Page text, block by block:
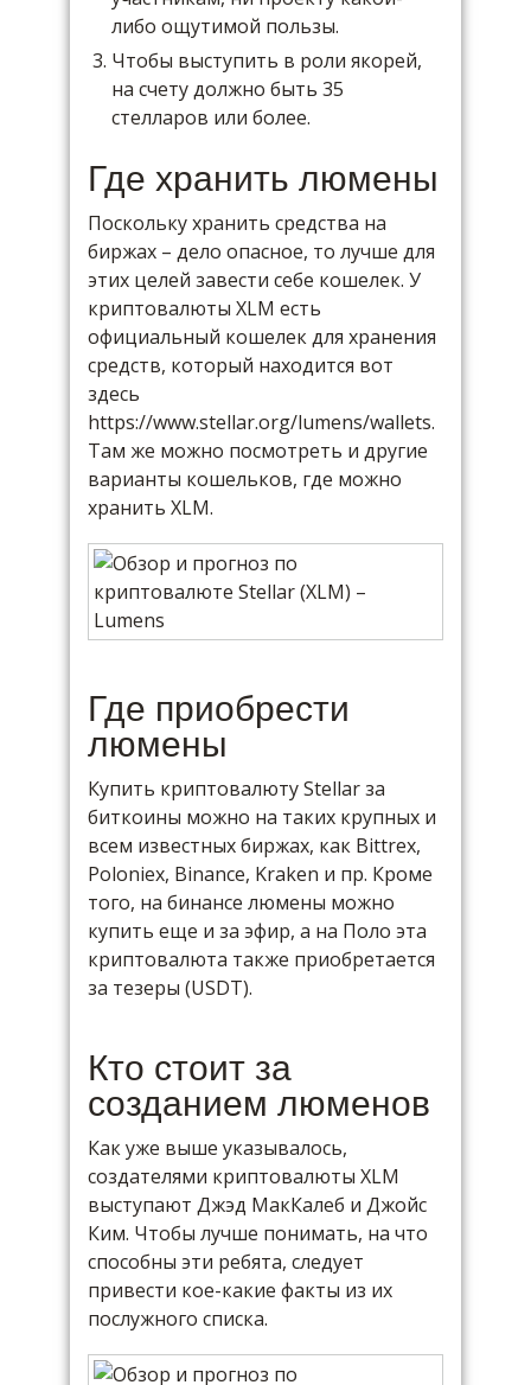
либо ощутимой пользы.
Чтобы выступить в роли якорей,
на счету должно быть 35
стелларов или более.
Где хранить люмены
Поскольку хранить средства на
биржах – дело опасное, то лучше для
этих целей завести себе кошелек. У
криптовалюты XLM есть
официальный кошелек для хранения
средств, который находится вот
здесь
https://www.stellar.org/lumens/wallets.
Там же можно посмотреть и другие
варианты кошельков, где можно
хранить XLM.
Где приобрести
люмены
Купить криптовалюту Stellar за
биткоины можно на таких крупных и
всем известных биржах, как Bittrex,
Poloniex, Binance, Kraken и пр. Кроме
того, на бинансе люмены можно
купить еще и за эфир, а на Поло эта
криптовалюта также приобретается
за тезеры (USDT).
Кто стоит за
созданием люменов
Как уже выше указывалось,
создателями криптовалюты XLM
выступают Джэд МакКалеб и Джойс
Ким. Чтобы лучше понимать, на что
способны эти ребята, следует
привести кое-какие факты из их
послужного списка.